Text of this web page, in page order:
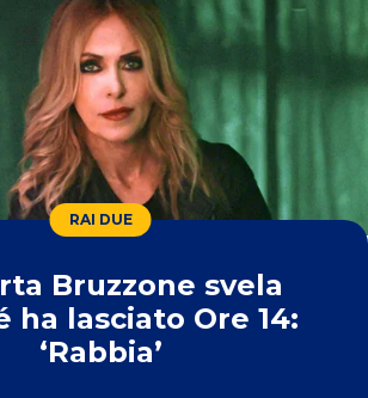
RAI DUE
Bruzzone svela
ha lasciato Ore 14:
‘Rabbia’